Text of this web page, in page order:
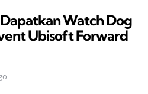
Watch Dog
Ubisoft Forward